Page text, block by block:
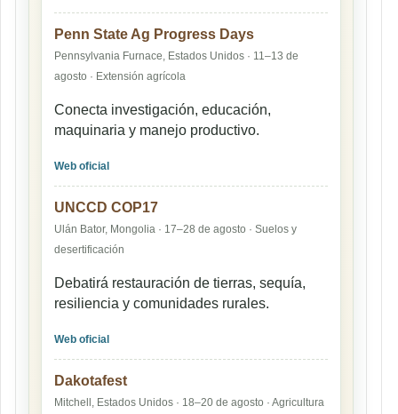
Penn State Ag Progress Days
Pennsylvania Furnace, Estados Unidos · 11–13 de
agosto · Extensión agrícola
Conecta investigación, educación,
maquinaria y manejo productivo.
Web oficial
UNCCD COP17
Ulán Bator, Mongolia · 17–28 de agosto · Suelos y
desertificación
Debatirá restauración de tierras, sequía,
resiliencia y comunidades rurales.
Web oficial
Dakotafest
Mitchell, Estados Unidos · 18–20 de agosto · Agricultura